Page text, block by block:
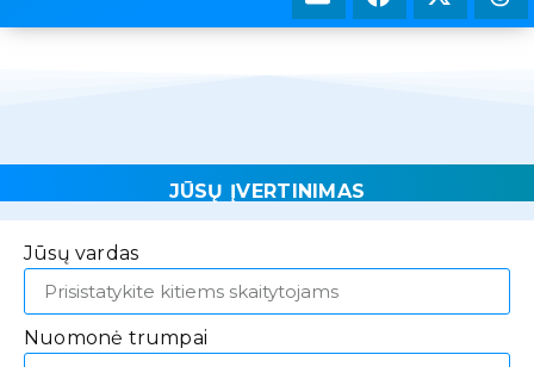
JŪSŲ ĮVERTINIMAS
Jūsų vardas
Nuomonė trumpai